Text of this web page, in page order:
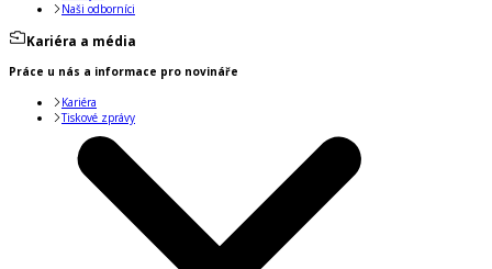
Naši odborníci
Kariéra a média
Práce u nás a informace pro novináře
Kariéra
Tiskové zprávy